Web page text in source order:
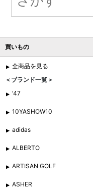
買いもの
全商品を見る
＜ブランド一覧＞
'47
10YASHOW10
adidas
ALBERTO
ARTISAN GOLF
ASHER